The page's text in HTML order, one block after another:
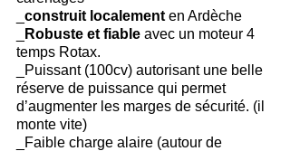
construit localement en Ardèche
Robuste et fiable avec un moteur 4
temps Rotax.
_Puissant (100cv) autorisant une belle
réserve de puissance qui permet
d’augmenter les marges de sécurité. (il
monte vite)
_Faible charge alaire (autour de